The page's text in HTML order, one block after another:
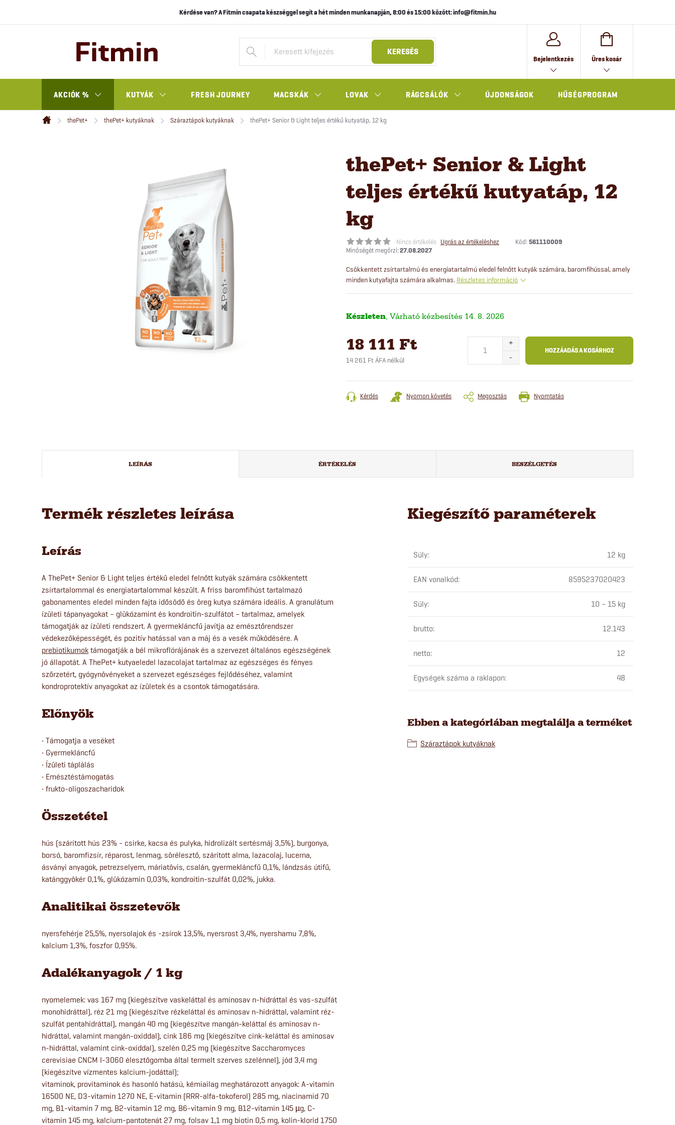
Kérdése van? A Fitmin csapata készséggel segít a hét minden munkanapján, 8:00 és 15:00 között: info@fitmin.hu
KERESÉS
Bejelentkezés KOSÁR
Üres kosár
AKCIÓK % KUTYÁK FRESH JOURNEY MACSKÁK LOVAK RÁGCSÁLÓK ÚJDONSÁGOK HŰSÉGPROGRAM
Kezdőlap
thePet+ thePet+ kutyáknak Száraztápok kutyáknak thePet+ Senior & Light teljes értékű kutyatáp, 12 kg
thePet+ Senior & Light
teljes értékű kutyatáp, 12
kg
Nincs értékelés Ugrás az értékeléshez Kód: 561110009
27.08.2027
Csökkentett zsírtartalmú és energiatartalmú eledel felnőtt kutyák számára, baromfihússal, amely
minden kutyafajta számára alkalmas. Részletes információ
Készleten 14. 8. 2026
18 111 Ft
14 261 Ft ÁFA nélkül
HOZZÁADÁS A KOSÁRHOZ
Nyomtatás
Kérdés Nyomon követés Megosztás
LEÍRÁS ÉRTÉKELÉS BESZÉLGETÉS
Termék részletes leírása
Leírás
A ThePet+ Senior & Light teljes értékű eledel felnőtt kutyák számára csökkentett
zsírtartalommal és energiatartalommal készült. A friss baromfihúst tartalmazó
gabonamentes eledel minden fajta idősödő és öreg kutya számára ideális. A granulátum
ízületi tápanyagokat – glükózamint és kondroitin-szulfátot – tartalmaz, amelyek
támogatják az ízületi rendszert. A gyermekláncfű javítja az emésztőrendszer
védekezőképességét, és pozitív hatással van a máj és a vesék működésére. A
prebiotikumok támogatják a bél mikroflórájának és a szervezet általános egészségének
jó állapotát. A ThePet+ kutyaeledel lazacolajat tartalmaz az egészséges és fényes
szőrzetért, gyógynövényeket a szervezet egészséges fejlődéséhez, valamint
kondroprotektív anyagokat az ízületek és a csontok támogatására.
Előnyök
• Támogatja a veséket
• Gyermekláncfű
• Ízületi táplálás
• Emésztéstámogatás
• frukto-oligoszacharidok
Összetétel
hús (szárított hús 23% - csirke, kacsa és pulyka, hidrolizált sertésmáj 3,5%), burgonya,
borsó, baromfizsír, réparost, lenmag, sörélesztő, szárított alma, lazacolaj, lucerna,
ásványi anyagok, petrezselyem, máriatövis, csalán, gyermekláncfű 0,1%, lándzsás útifű,
katánggyökér 0,1%, glükózamin 0,03%, kondroitin-szulfát 0,02%, jukka.
Analitikai összetevők
nyersfehérje 25,5%, nyersolajok és -zsírok 13,5%, nyersrost 3,4%, nyershamu 7,8%,
kalcium 1,3%, foszfor 0,95%.
Adalékanyagok / 1 kg
nyomelemek: vas 167 mg (kiegészítve vaskeláttal és aminosav n-hidráttal és vas-szulfát
monohidráttal), réz 21 mg (kiegészítve rézkeláttal és aminosav n-hidráttal, valamint réz-
szulfát pentahidráttal), mangán 40 mg (kiegészítve mangán-keláttal és aminosav n-
hidráttal, valamint mangán-oxiddal), cink 186 mg (kiegészítve cink-keláttal és aminosav
n-hidráttal, valamint cink-oxiddal), szelén 0,25 mg (kiegészítve Saccharomyces
cerevisiae CNCM I-3060 élesztőgomba által termelt szerves szelénnel), jód 3,4 mg
(kiegészítve vízmentes kalcium-jodáttal);
vitaminok, provitaminok és hasonló hatású, kémiailag meghatározott anyagok: A-vitamin
16500 NE, D3-vitamin 1270 NE, E-vitamin (RRR-alfa-tokoferol) 285 mg, niacinamid 70
mg, B1-vitamin 7 mg, B2-vitamin 12 mg, B6-vitamin 9 mg, B12-vitamin 145 µg, C-
vitamin 145 mg, kalcium-pantotenát 27 mg, folsav 1,1 mg biotin 0,5 mg, kolin-klorid 1750
Kiegészítő paraméterek
Súly: 12 kg
EAN vonalkód: 8595237020423
Súly: 10 – 15 kg
brutto: 12.143
netto: 12
Egységek száma a raklapon: 48
Ebben a kategóriában megtalálja a terméket
Száraztápok kutyáknak